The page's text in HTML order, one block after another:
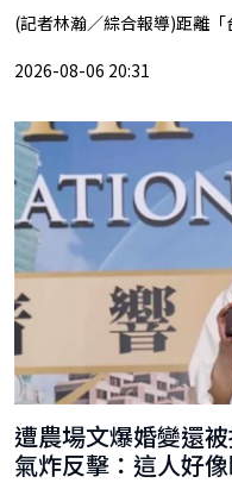
(記者林瀚／綜合報導)距離「
2026-08-06 20:31
遭農場文爆婚變還
氣炸反擊：這人好